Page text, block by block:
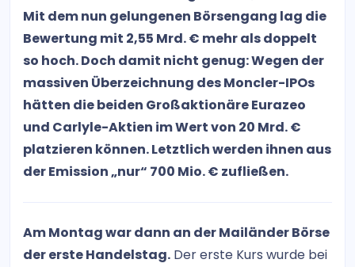
Mit dem nun gelungenen Börsengang lag die
Bewertung mit 2,55 Mrd. € mehr als doppelt
so hoch. Doch damit nicht genug: Wegen der
massiven Überzeichnung des Moncler-IPOs
hätten die beiden Großaktionäre Eurazeo
und Carlyle-Aktien im Wert von 20 Mrd. €
platzieren können. Letztlich werden ihnen aus
der Emission „nur“ 700 Mio. € zufließen.
Am Montag war dann an der Mailänder Börse
der erste Handelstag. Der erste Kurs wurde bei